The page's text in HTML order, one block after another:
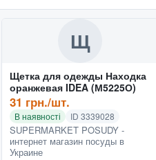
Щ
Щетка для одежды Находка
оранжевая IDEA (М5225О)
31 грн./шт.
В наявності ID 3339028
SUPERMARKET POSUDY -
интернет магазин посуды в
Украине